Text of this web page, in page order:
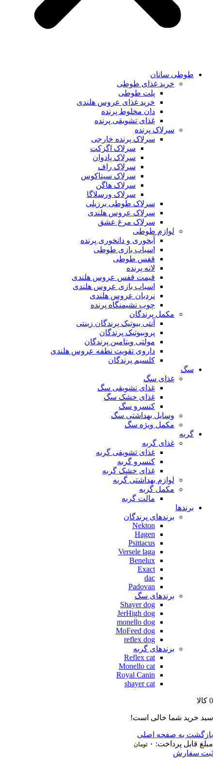
طوطی سانان
خرید غذای طوطی
پلت طوطی
خرید غذای عروس هلندی
دان مخلوط پرنده
غذای تشویقی پرنده
سرلاک پرنده
سرلاک پرنده خارجی
سرلاک اگزکت
سرلاک پادوان
سرلاک راف
سرلاک سیتاکوس
سرلاک هاگن
سرلاک ورسلاگا
سرلاک طوطی برزیلی
سرلاک عروس هلندی
سرلاک مرغ عشق
لوازم طوطی
آبخوری و دانخوری پرنده
اسباب بازی طوطی
قفس طوطی
لانه پرنده
قیمت قفس عروس هلندی
اسباب بازی عروس هلندی
نردبان عروس هلندی
چوب نشیمنگاه پرنده
مکمل پرندگان
آنتی بیوتیک پرندگان زینتی
پروبیوتیک پرندگان
مولتی ویتامین پرندگان
داروی تقویت نطفه عروس هلندی
کلسیم پرندگان
سگ
غذای سگ
غذای تشویقی سگ
غذای خشک سگ
کنسرو سگ
وسایل بهداشتی سگ
مکمل ویژه سگ
گربه
غذای گربه
غذای تشویقی گربه
کنسرو گربه
غذای خشک گربه
لوازم بهداشتی گربه
مکمل گربه
مالت گربه
برندها
برندهای پرندگان
Nekton
Hagen
Psittacus
Versele laga
Benelux
Exact
dac
Padovan
برندهای سگ
Shayer dog
JerHigh dog
monello dog
MoFeed dog
reflex dog
برندهای گربه
Reflex cat
Monello cat
Royal Canin
shayer cat
0 کالا
سبد خرید شما خالی است!
بازگشت به صفحه اصلی
مبلغ قابل پرداخت: ۰ تومان
ثبت سفارش